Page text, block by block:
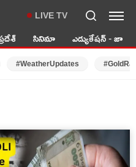
LIVE TV
సినిమా ఎడ్యుకేషన్ - జాబ్స్
#WeatherUpdates